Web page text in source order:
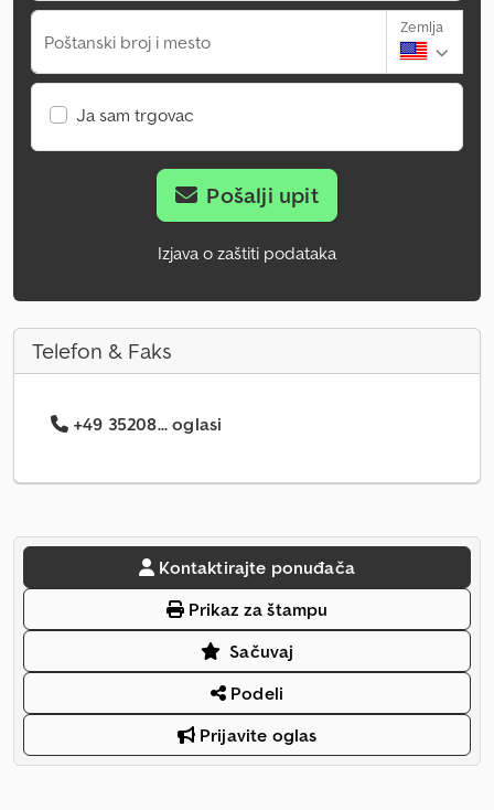
Poštanski broj i mesto
Zemlja
Ja sam trgovac
Pošalji upit
Izjava o zaštiti podataka
Telefon & Faks
+49 35208... oglasi
Kontaktirajte ponuđača
Prikaz za štampu
Sačuvaj
Podeli
Prijavite oglas